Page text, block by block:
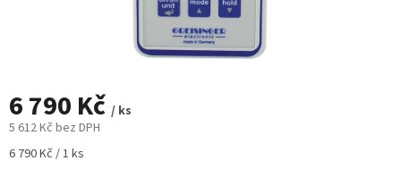
6 790 Kč / ks
5 612 Kč bez DPH
Měrná
6 790 Kč / 1 ks